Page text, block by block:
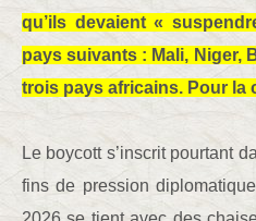
qu’ils devaient «
pays suivants : Mali, Niger,
trois pays africains. Pour la
Le boycott s’inscrit pourtant
fins de pression